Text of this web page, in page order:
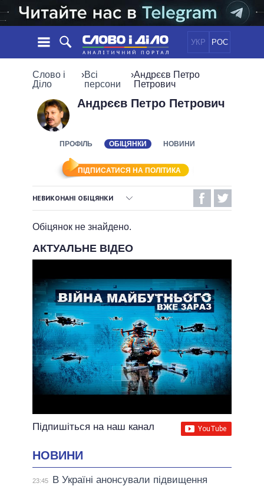
УКР РОС
НОВИНИ
СТРІЧКА
ПОДІЇ
ОГЛЯДИ
ДАЙДЖЕСТИ
ПОЛІТИКА
ОБIЦЯНКИ
ПРЕЗИДЕНТ І ОФІС
ВЕРХОВНА РАДА
КАБІНЕТ МІНІСТРІВ
ГОЛОВИ ОБЛАДМІНІСТРАЦІЙ
ІНФОГРАФІКА
ВІДЕО
ПІДТРИМАТИ
ПОРІВНЯННЯ ПОЛІТИКІВ
Слово і
Діло
›Всі
персони
›Андрєєв Петро
Петрович
Андрєєв Петро Петрович
ПРОФІЛЬ ОБІЦЯНКИ НОВИНИ
ПІДПИСАТИСЯ НА ПОЛІТИКА
НЕВИКОНАНІ ОБІЦЯНКИ
ОБІЦЯНКИ У ПРОЦЕСІ
ВСІ ОБІЦЯНКИ
АРХІВНІ ОБІЦЯНКИ
Обіцянок не знайдено.
АКТУАЛЬНЕ ВІДЕО
Підпишіться на наш канал
НОВИНИ
23:45
В Україні анонсували підвищення